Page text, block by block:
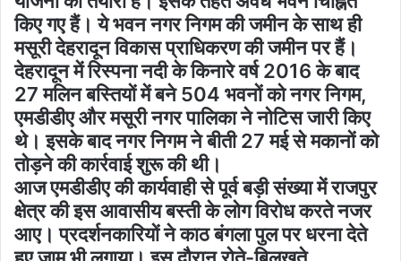
किए गए हैं। ये भवन नगर निगम की जमीन के साथ ही
मसूरी देहरादून विकास प्राधिकरण की जमीन पर हैं।
देहरादून में रिस्पना नदी के किनारे वर्ष 2016 के बाद
27 मलिन बस्तियों में बने 504 भवनों को नगर निगम,
एमडीडीए और मसूरी नगर पालिका ने नोटिस जारी किए
थे। इसके बाद नगर निगम ने बीती 27 मई से मकानों को
तोड़ने की कार्रवाई शुरू की थी।
आज एमडीडीए की कार्यवाही से पूर्व बड़ी संख्या में राजपुर
क्षेत्र की इस आवासीय बस्ती के लोग विरोध करते नजर
आए। प्रदर्शनकारियों ने काठ बंगला पुल पर धरना देते